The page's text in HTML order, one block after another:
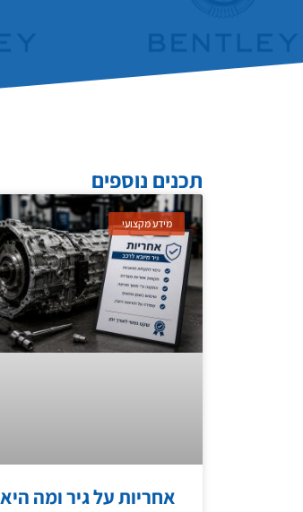
תכנים נוספים
מידע מקצועי
אחריות על גיר ומה היא